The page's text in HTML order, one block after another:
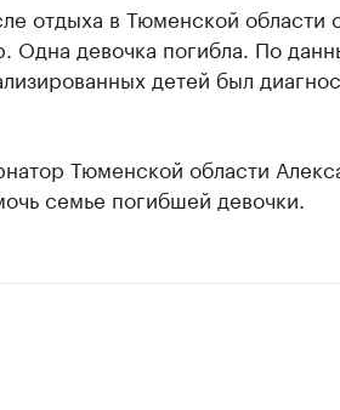
отдыха в Тюменской области
Одна девочка погибла. По
детей был
Тюменской области
семье погибшей девочки.